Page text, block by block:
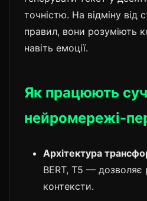
точністю. На відміну від
правил, вони розуміють
навіть емоції.
Як працюють
нейромережі-
Архітектура
BERT, T5 — дозволяє
контексти.